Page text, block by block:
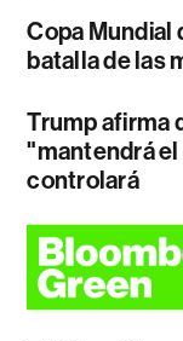
Copa Mundial
batalla de las
Trump afirma
"mantendrá
controlará